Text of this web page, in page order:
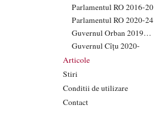
Parlamentul RO 2016-20
Parlamentul RO 2020-24
Guvernul Orban 2019-20
Guvernul Cîțu 2020-
Articole
Stiri
Conditii de utilizare
Contact